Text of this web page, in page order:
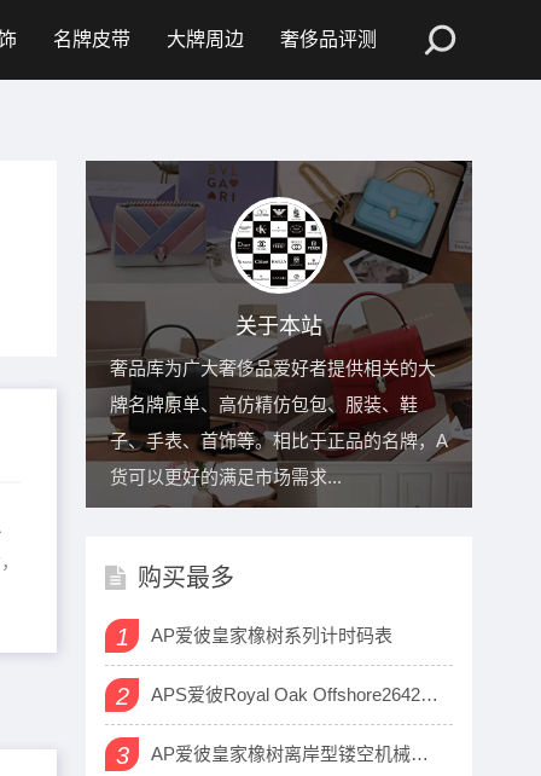
名牌皮带 大牌周边 奢侈品评测
关于本站
奢品库为广大奢侈品爱好者提供相关的大
牌名牌原单、高仿精仿包包、服装、鞋
子、手表、首饰等。相比于正品的名牌，A
货可以更好的满足市场需求...
购买最多
1 AP爱彼皇家橡树系列计时码表
2 APS爱彼Royal Oak Offshore26420系列腕表
3 AP爱彼皇家橡树离岸型镂空机械腕表